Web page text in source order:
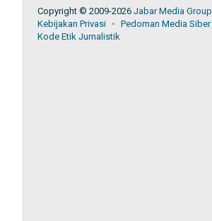
Copyright © 2009-2026Jabar Media Group
Kebijakan Privasi
Pedoman Media Siber
Kode Etik Jurnalistik